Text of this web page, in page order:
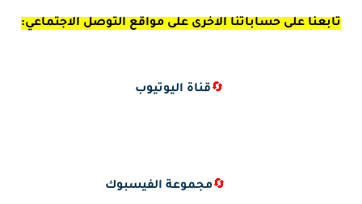
تابعنا على حساباتنا الاخرى على مواقع التوصل الاجتماعي:
🔄قناة اليوتيوب
🔄مجموعة الفيسبوك